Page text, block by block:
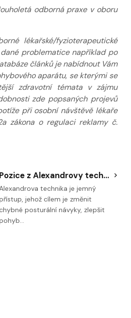
odborná praxe v oboru
lékařské/fyzioterapeutické
problematice například po
článků je nabídnout Vám
aparátu, se kterými se
zdravotní témata v zájmu
zde popsaných projevů
při osobní návštěvě lékaře
zákona o regulaci reklamy č.
Pozice z Alexandrovy techniky - poloha opice
Alexandrova technika je jemný
jehož cílem je změnit
posturální návyky, zlepšit